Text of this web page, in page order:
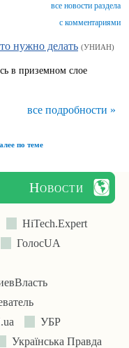
все новости раздела
с комментариями
нужно делать (УНИАН)
в приземном слое
все подробности »
по теме
Новости
HiTech.Expert
ГолосUA
УБР
Українська Правда